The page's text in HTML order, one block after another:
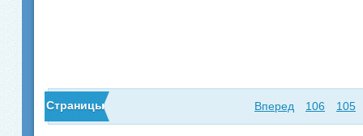
Страницы Вперед 106 105